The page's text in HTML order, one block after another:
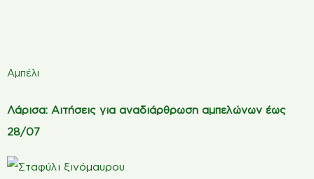
Αμπέλι
Λάρισα: Αιτήσεις για αναδιάρθρωση αμπελώνων έως
28/07